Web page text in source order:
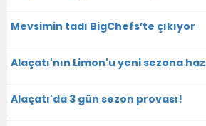
Mevsimin tadı BigChefs’te çıkıyor
Alaçatı'nın Limon'u yeni sezona
Alaçatı'da 3 gün sezon provası!